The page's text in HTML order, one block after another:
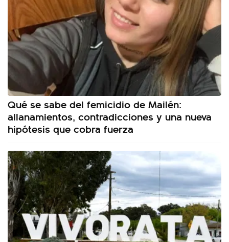
Qué se sabe del femicidio de Mailén:
allanamientos, contradicciones y una nueva
hipótesis que cobra fuerza